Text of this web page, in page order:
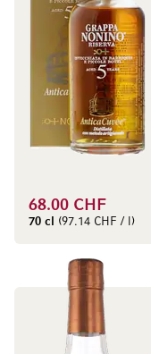
68.00 CHF
70 cl (97.14 CHF / l)